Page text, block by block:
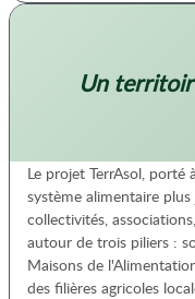
Un
Le projet TerrAsol,
système alimentaire
collectivités,
autour de trois piliers :
Maisons de
des filières agricoles